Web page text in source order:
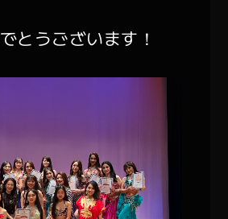
とうございます！